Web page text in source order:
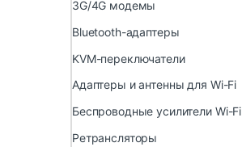
3G/4G модемы
Bluetooth-адаптеры
KVM-переключатели
Адаптеры и антенны для Wi-Fi
Беспроводные усилители Wi-Fi
Ретрансляторы